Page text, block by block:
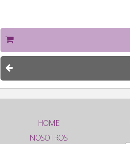
HOME
NOSOTROS